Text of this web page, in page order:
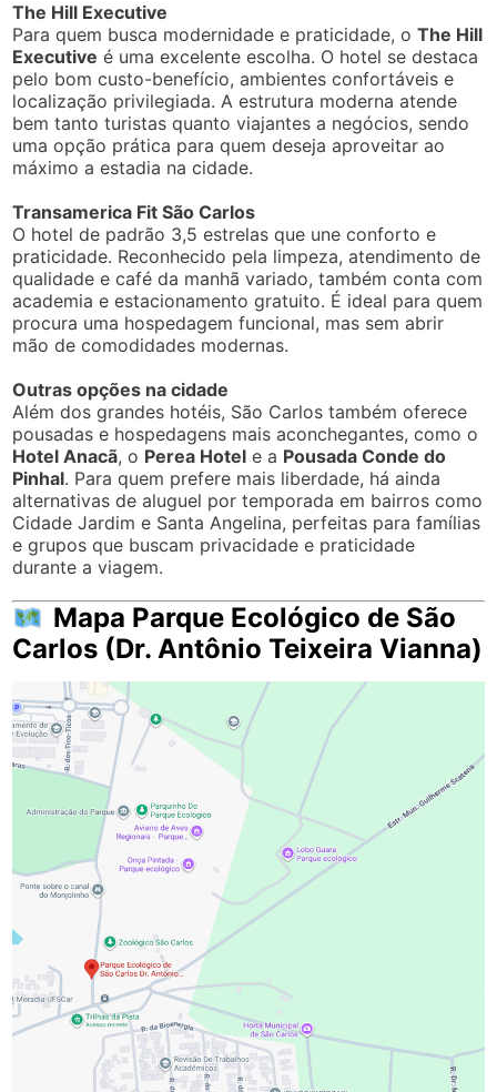
The Hill Executive
Para quem busca modernidade e praticidade, oThe Hill
Executive é uma excelente escolha. O hotel se destaca
pelo bom custo-benefício, ambientes confortáveis e
localização privilegiada. A estrutura moderna atende
bem tanto turistas quanto viajantes a negócios, sendo
uma opção prática para quem deseja aproveitar ao
máximo a estadia na cidade.
Transamerica Fit São Carlos
O hotel de padrão 3,5 estrelas que une conforto e
praticidade. Reconhecido pela limpeza, atendimento de
qualidade e café da manhã variado, também conta com
academia e estacionamento gratuito. É ideal para quem
procura uma hospedagem funcional, mas sem abrir
mão de comodidades modernas.
Outras opções na cidade
Além dos grandes hotéis, São Carlos também oferece
pousadas e hospedagens mais aconchegantes, como o
Hotel Anacã, o Perea Hotel e a Pousada Conde do
Pinhal. Para quem prefere mais liberdade, há ainda
alternativas de aluguel por temporada em bairros como
Cidade Jardim e Santa Angelina, perfeitas para famílias
e grupos que buscam privacidade e praticidade
durante a viagem.
Mapa Parque Ecológico de São
Carlos (Dr. Antônio Teixeira Vianna)